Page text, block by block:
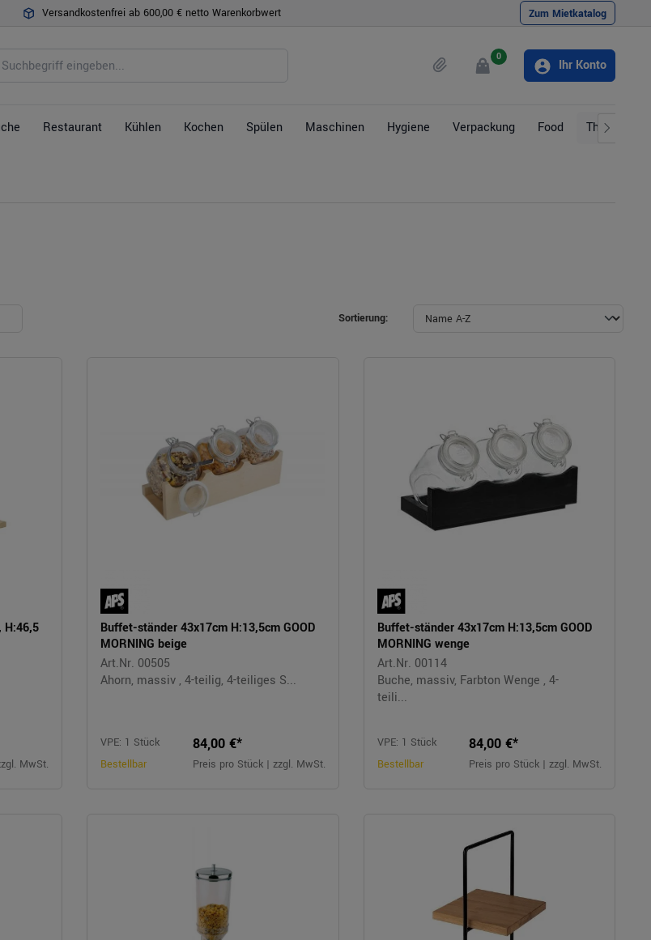
Versandkostenfrei ab 600,00 € netto Warenkorbwert Zum Mietkatalog
0
Ihr Konto
Restaurant Kühlen Kochen Spülen Maschinen Hygiene Verpackung Food Themen
Sortierung:
H:46,5
MwSt.
Buffet-ständer 43x17cm H:13,5cm GOOD
MORNING beige
Art.Nr. 00505
Ahorn, massiv , 4-teilig, 4-teiliges S...
VPE: 1 Stück
Bestellbar
84,00 €*
Preis pro Stück | zzgl. MwSt.
Buffet-ständer 43x17cm H:13,5cm GOOD
MORNING wenge
Art.Nr. 00114
Buche, massiv, Farbton Wenge , 4-
teili...
VPE: 1 Stück
Bestellbar
84,00 €*
Preis pro Stück | zzgl. MwSt.